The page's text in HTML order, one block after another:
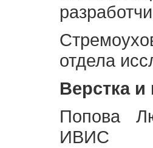
отдела
Верстка
Попова
ИВИС